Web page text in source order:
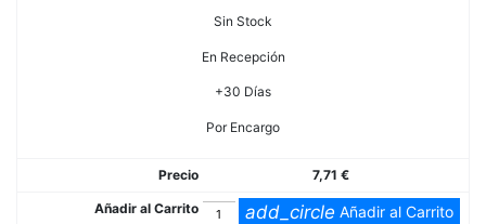
Sin Stock
En Recepción
+30 Días
Por Encargo
7,71 €
add_circle Añadir al Carrito